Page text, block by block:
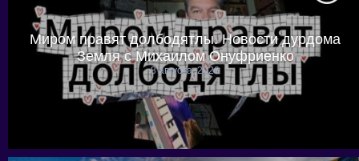
Миром правят долбодятлы. Новости дурдома
Земля с Михаилом Онуфриенко
8 августа, 2026